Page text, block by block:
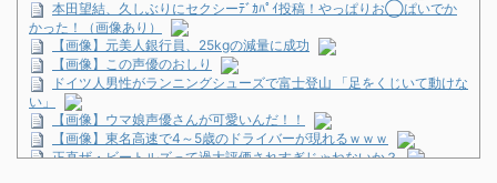
本田望結、久しぶりにセクシーﾃﾞｶﾊﾟｲ投稿！やっぱりお◯ぱいでか
かった！（画像あり）
【画像】元美人銀行員、25kgの減量に成功
【画像】この声優のおしり
ドイツ人男性がランニングシューズで富士登山 「足をくじいて動けな
い」
【画像】ウマ娘声優さんが可愛いんだ！！
【画像】東名高速で4～5歳のドライバーが現れるｗｗｗ
正直ザ・ビートルズって過大評価されすぎじゃねないか？